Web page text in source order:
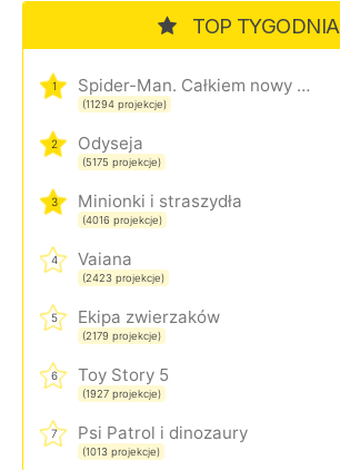
TOP TYGODNIA
1 Spider-Man. Całkiem nowy dzień
(11294 projekcje)
2 Odyseja
(5175 projekcje)
3 Minionki i straszydła
(4016 projekcje)
4 Vaiana
(2423 projekcje)
5 Ekipa zwierzaków
(2179 projekcje)
6 Toy Story 5
(1927 projekcje)
7 Psi Patrol i dinozaury
(1013 projekcje)